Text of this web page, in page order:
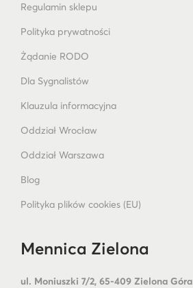
Regulamin sklepu
Polityka prywatności
Żądanie RODO
Dla Sygnalistów
Klauzula informacyjna
Oddział Wrocław
Oddział Warszawa
Blog
Polityka plików cookies (EU)
Mennica Zielona
ul. Moniuszki 7/2, 65-409 Zielona Góra